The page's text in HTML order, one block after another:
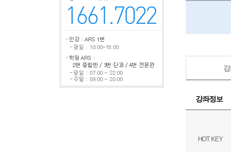
강좌정보
HOT KEY